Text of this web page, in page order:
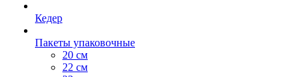
Кедер
Пакеты упаковочные
20 см
22 см